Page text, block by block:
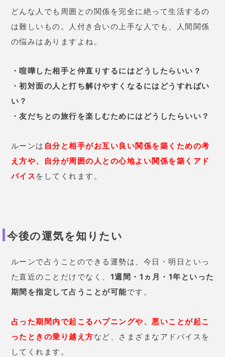
どんな人でも周囲との関係を完全に絶って生活するの
は難しいもの。人付き合いの上手な人でも、人間関係
の悩みはありますよね。
・喧嘩した相手と仲直りするにはどうしたらいい？
・初対面の人と打ち解けやすくなるにはどうすればい
い？
・友だちとの旅行を楽しむためにはどうしたらいい？
ルーンは 自分と相手がお互い良い関係を築くための考
え方や、自分が周囲の人との心地よい関係を築くアド
バイス をしてくれます。
今後の運気を知りたい
ルーンで占うことのできる運勢は、今日・明日といっ
た直近のことだけでなく、 1週間・1ヵ月・1年といった
期間を指定して占うことが可能です。
占った期間内で起こるハプニングや、悪いことが起こ
ったときの乗り越え方など、さまざまなアドバイスを
してくれます。